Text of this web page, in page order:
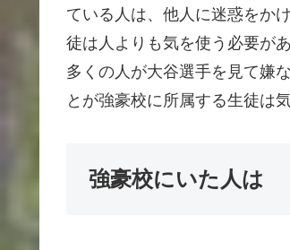
ている人は、他人に迷惑をか
徒は人よりも気を使う必要が
多くの人が大谷選手を見て嫌
とが強豪校に所属する生徒は
強豪校にいた人は